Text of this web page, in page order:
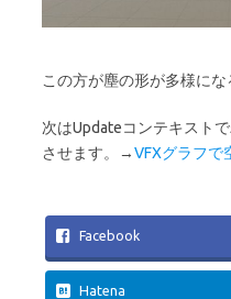
この方が塵の形が多様にな
次はUpdateコンテキスト
させます。→VFXグラフで
Facebook
Hatena